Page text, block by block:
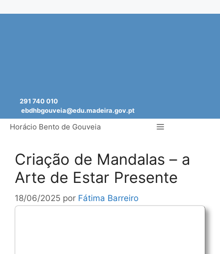
291 740 010
ebdhbgouveia@edu.madeira.gov.pt
Horácio Bento de Gouveia Menu
Criação de Mandalas – a
Arte de Estar Presente
18/06/2025 por Fátima Barreiro